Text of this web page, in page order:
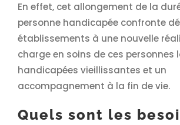
En effet, cet allongement de la
personne handicapée confronte
établissements à une nouvelle
charge en soins de ces personnes
handicapées vieillissantes et un
accompagnement à la fin de vie.
Quels sont les